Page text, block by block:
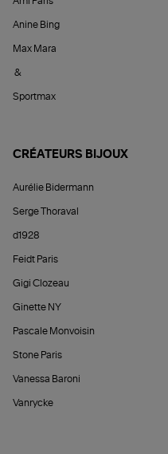
Anine Bing
Max Mara
&
Sportmax
CRÉATEURS BIJOUX
Aurélie Bidermann
Serge Thoraval
d1928
Feidt Paris
Gigi Clozeau
Ginette NY
Pascale Monvoisin
Stone Paris
Vanessa Baroni
Vanrycke